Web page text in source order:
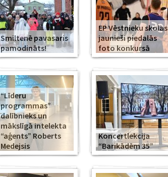
Smiltenē pavasaris
pamodināts!
EP Vēstnieku skolas
jaunieši piedalās
foto konkursā
“Līderu
programmas”
dalībnieks un
mākslīgā intelekta
“aģents” Roberts
Medejsis
Koncertlekcija
“Barikādēm 35”